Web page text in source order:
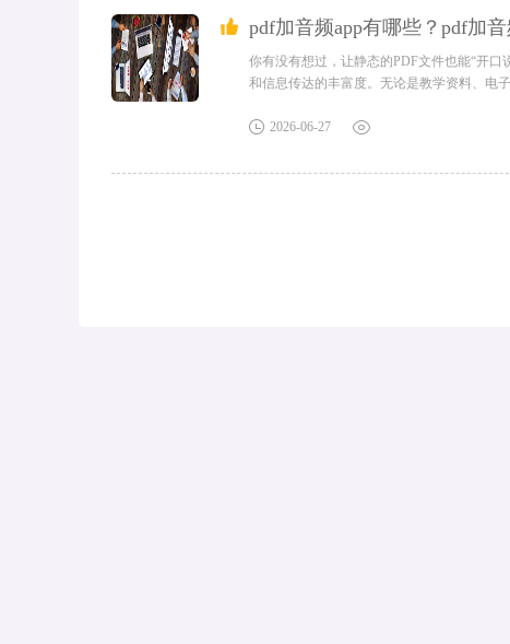
pdf加音频app有哪些？pdf加音
你有没有想过，让静态的PDF文件也能“开
和信息传达的丰富度。无论是教学资料、电
插入音频？在许多场景下，在 PDF 中插入音
2026-06-27